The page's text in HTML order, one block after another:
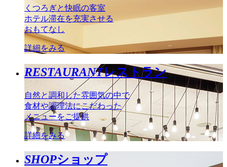
くつろぎと快眠の客室
ホテル滞在を充実させる
おもてなし
詳細をみる
RESTAURANTレストラン
自然と調和した雰囲気の中で
食材や調理法にこだわった
メニューをご提供
詳細をみる
SHOPショップ